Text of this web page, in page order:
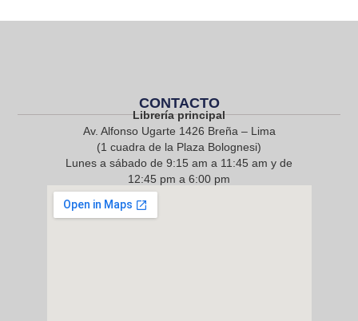
CONTACTO
Librería principal
Av. Alfonso Ugarte 1426 Breña – Lima
(1 cuadra de la Plaza Bolognesi)
Lunes a sábado de 9:15 am a 11:45 am y de
12:45 pm a 6:00 pm
968 217 912